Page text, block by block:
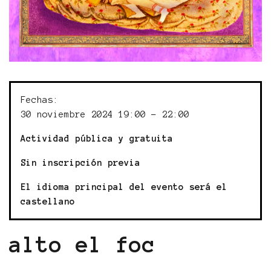
Fechas:
30 noviembre 2024 19:00 - 22:00
Actividad pública y gratuita
Sin inscripción previa
El idioma principal del evento será el
castellano
alto el foc